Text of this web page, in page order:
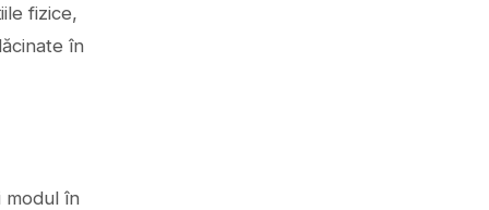
fizice,
în
modul în